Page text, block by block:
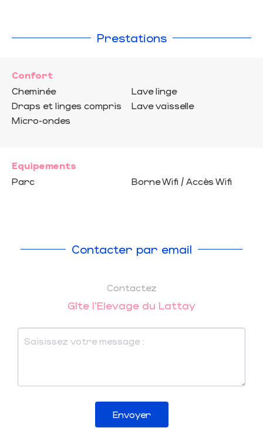
Prestations
Confort
Cheminée
Draps et linges compris
Micro-ondes
Lave linge
Lave vaisselle
Equipements
Parc
Borne Wifi / Accès Wifi
Contacter par email
Contactez
Gîte l'Elevage du Lattay
Envoyer